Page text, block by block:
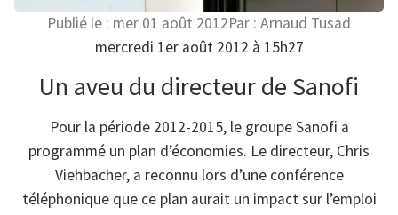
Publié le : mer 01 août 2012Par : Arnaud Tusad
mercredi 1er août 2012 à 15h27
Un aveu du directeur de Sanofi
Pour la période 2012-2015, le groupe Sanofi a
programmé un plan d’économies. Le directeur, Chris
Viehbacher, a reconnu lors d’une conférence
téléphonique que ce plan aurait un impact sur l’emploi